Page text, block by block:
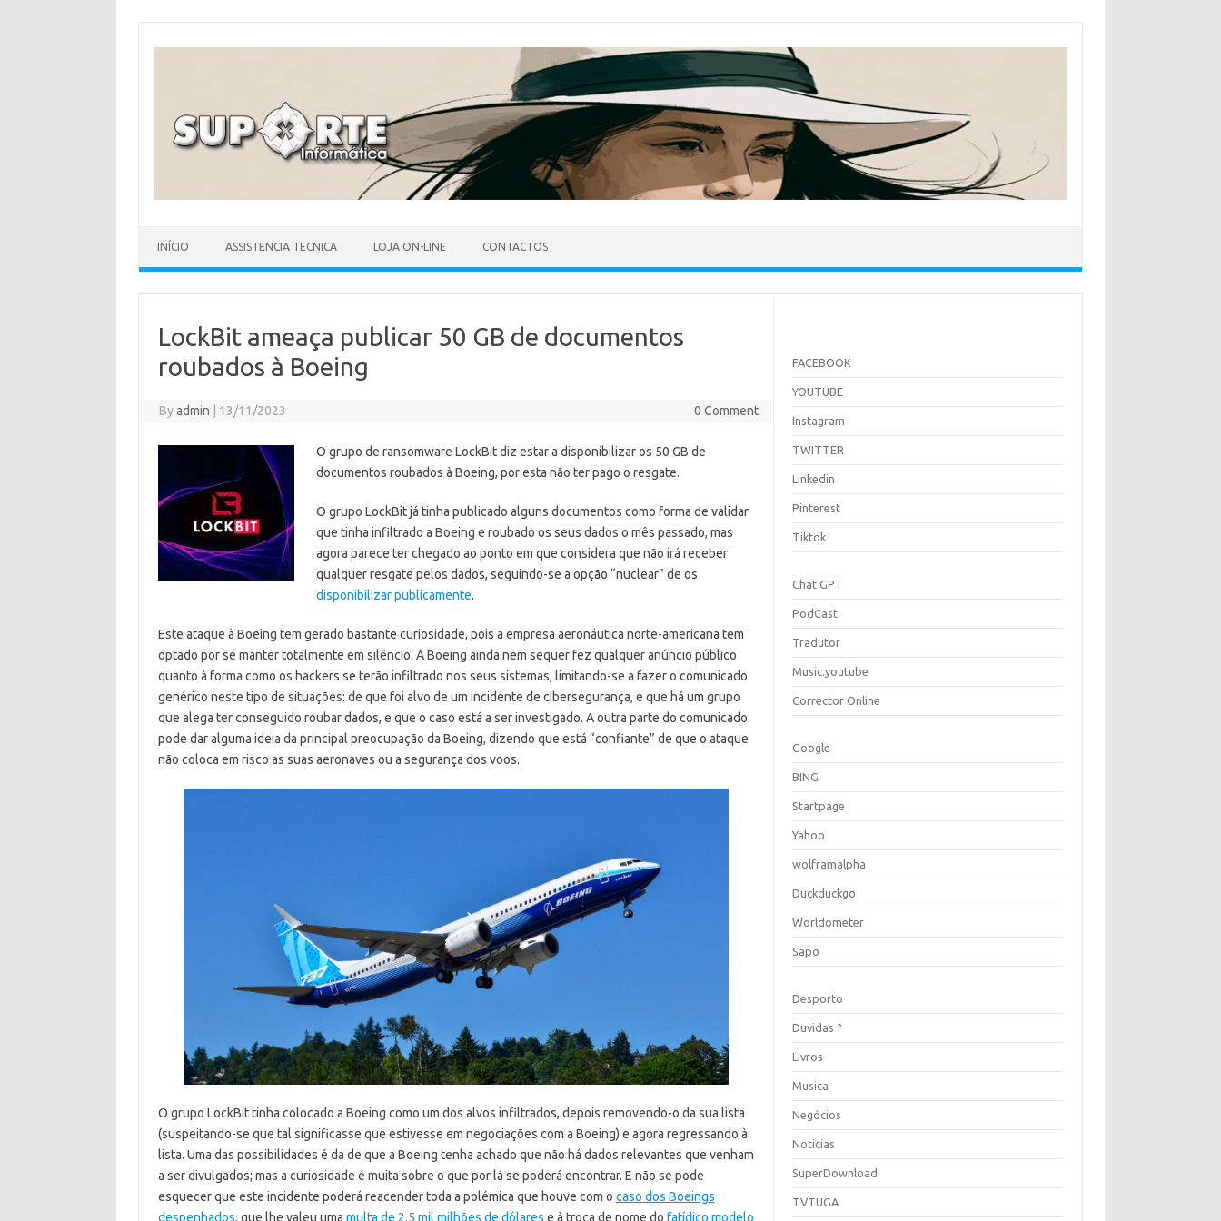
INÍCIO ASSISTENCIA TECNICA LOJA ON-LINE CONTACTOS
LockBit ameaça publicar 50 GB de documentos
roubados à Boeing
Byadmin 13/11/2023 0 Comment
O grupo de ransomware LockBit diz estar a disponibilizar os 50 GB de
documentos roubados à Boeing, por esta não ter pago o resgate.
O grupo LockBit já tinha publicado alguns documentos como forma de validar
que tinha infiltrado a Boeing e roubado os seus dados o mês passado, mas
agora parece ter chegado ao ponto em que considera que não irá receber
qualquer resgate pelos dados, seguindo-se a opção “nuclear” de os
disponibilizar publicamente.
Este ataque à Boeing tem gerado bastante curiosidade, pois a empresa aeronáutica norte-americana tem
optado por se manter totalmente em silêncio. A Boeing ainda nem sequer fez qualquer anúncio público
quanto à forma como os hackers se terão infiltrado nos seus sistemas, limitando-se a fazer o comunicado
genérico neste tipo de situações: de que foi alvo de um incidente de cibersegurança, e que há um grupo
que alega ter conseguido roubar dados, e que o caso está a ser investigado. A outra parte do comunicado
pode dar alguma ideia da principal preocupação da Boeing, dizendo que está “confiante” de que o ataque
não coloca em risco as suas aeronaves ou a segurança dos voos.
O grupo LockBit tinha colocado a Boeing como um dos alvos infiltrados, depois removendo-o da sua lista
(suspeitando-se que tal significasse que estivesse em negociações com a Boeing) e agora regressando à
lista. Uma das possibilidades é da de que a Boeing tenha achado que não há dados relevantes que venham
a ser divulgados; mas a curiosidade é muita sobre o que por lá se poderá encontrar. E não se pode
esquecer que este incidente poderá reacender toda a polémica que houve com o caso dos Boeings
despenhados, que lhe valeu uma multa de 2.5 mil milhões de dólares e à troca de nome do fatídico modelo
FACEBOOK
YOUTUBE
Instagram
TWITTER
Linkedin
Pinterest
Tiktok
Chat GPT
PodCast
Tradutor
Music.youtube
Corrector Online
Google
BING
Startpage
Yahoo
wolframalpha
Duckduckgo
Worldometer
Sapo
Desporto
Duvidas ?
Livros
Musica
Negócios
Noticias
SuperDownload
TVTUGA